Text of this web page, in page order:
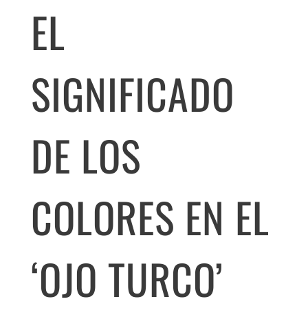
EL
SIGNIFICADO
DE LOS
COLORES EN EL
‘OJO TURCO’